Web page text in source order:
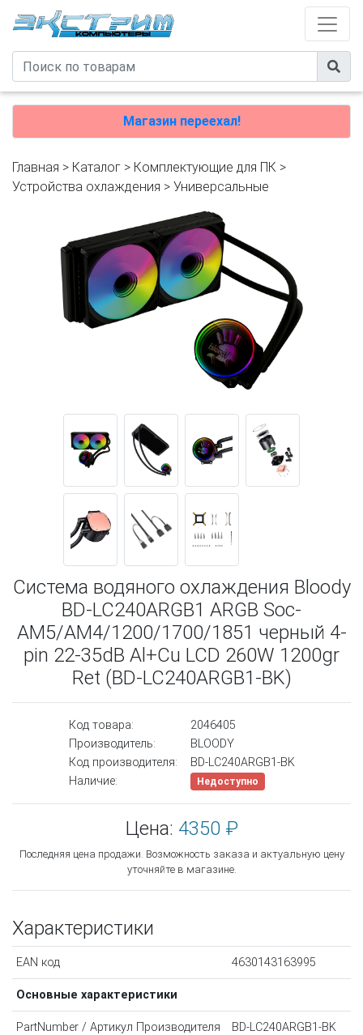
Магазин переехал!
Главная > Каталог > Комплектующие для ПК >
Устройства охлаждения > Универсальные
Система водяного охлаждения Bloody
BD-LC240ARGB1 ARGB Soc-
AM5/AM4/1200/1700/1851 черный 4-
pin 22-35dB Al+Cu LCD 260W 1200gr
Ret (BD-LC240ARGB1-BK)
Код товара:
2046405
Производитель:
BLOODY
Код производителя:
BD-LC240ARGB1-BK
Наличие:
Недоступно
Цена: 4350 ₽
Последняя цена продажи. Возможность заказа и актуальную цену
уточняйте в магазине.
Характеристики
EAN код 4630143163995
Основные характеристики
PartNumber / Артикул Производителя BD-LC240ARGB1-BK